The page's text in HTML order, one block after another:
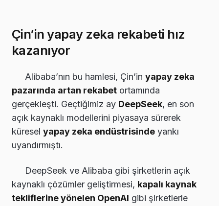
Çin’in yapay zeka rekabeti hız
kazanıyor
Alibaba’nın bu hamlesi, Çin’in yapay zeka
pazarında artan rekabet ortamında
gerçekleşti. Geçtiğimiz ay DeepSeek, en son
açık kaynaklı modellerini piyasaya sürerek
küresel yapay zeka endüstrisinde yankı
uyandırmıştı.
DeepSeek ve Alibaba gibi şirketlerin açık
kaynaklı çözümler geliştirmesi, kapalı kaynak
tekliflerine yönelen OpenAI gibi şirketlerle